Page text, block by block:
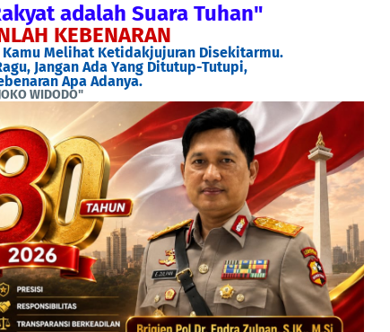
adalah Suara Tuhan"
KEBENARAN
Kamu Melihat Ketidakjujuran Disekitarmu.
Jangan Ada Yang Ditutup-Tutupi,
Apa Adanya.
WIDODO"